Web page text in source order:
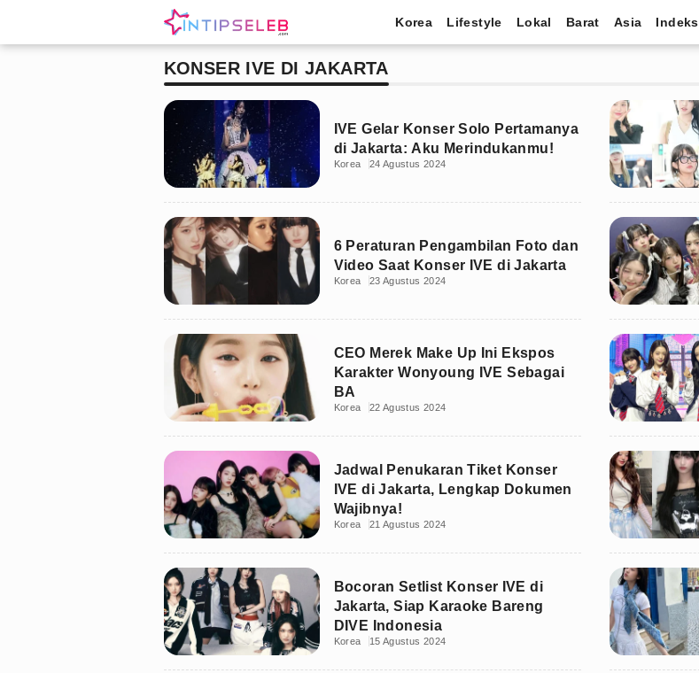
Korea Lifestyle Lokal Barat Asia Indeks
KONSER IVE DI JAKARTA
IVE Gelar Konser Solo Pertamanya
di Jakarta: Aku Merindukanmu!
Korea 24 Agustus 2024
6 Peraturan Pengambilan Foto dan
Video Saat Konser IVE di Jakarta
Korea 23 Agustus 2024
CEO Merek Make Up Ini Ekspos
Karakter Wonyoung IVE Sebagai
BA
Korea 22 Agustus 2024
Jadwal Penukaran Tiket Konser
IVE di Jakarta, Lengkap Dokumen
Wajibnya!
Korea 21 Agustus 2024
Bocoran Setlist Konser IVE di
Jakarta, Siap Karaoke Bareng
DIVE Indonesia
Korea 15 Agustus 2024